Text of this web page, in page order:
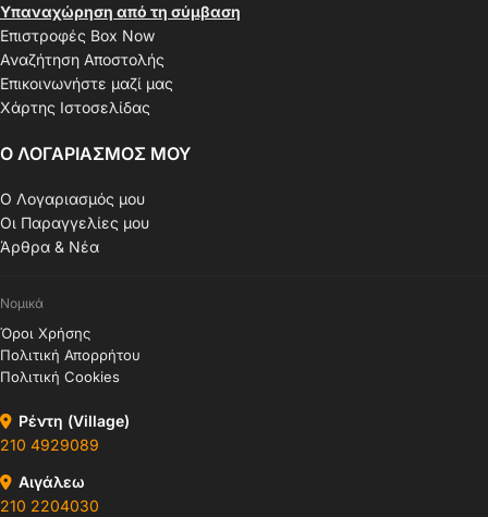
Υπαναχώρηση από τη σύμβαση
Επιστροφές Box Now
Αναζήτηση Αποστολής
Επικοινωνήστε μαζί μας
Χάρτης Ιστοσελίδας
Ο ΛΟΓΑΡΙΑΣΜΟΣ ΜΟΥ
Ο Λογαριασμός μου
Οι Παραγγελίες μου
Άρθρα & Νέα
Νομικά
Όροι Χρήσης
Πολιτική Απορρήτου
Πολιτική Cookies
Ρέντη (Village)
210 4929089
Αιγάλεω
210 2204030